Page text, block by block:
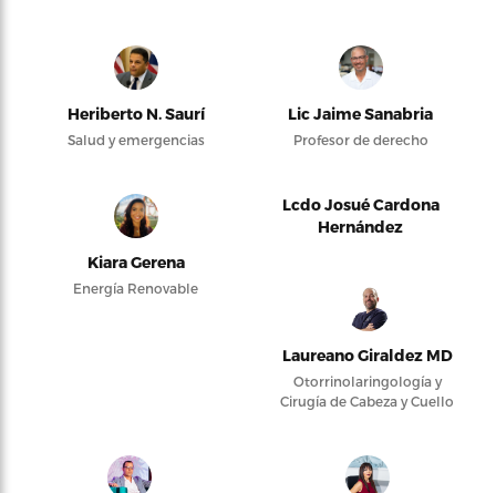
Heriberto N. Saurí
Salud y emergencias
Lic Jaime Sanabria
Profesor de derecho
Kiara Gerena
Energía Renovable
Lcdo Josué Cardona
Hernández
Laureano Giraldez MD
Otorrinolaringología y
Cirugía de Cabeza y Cuello